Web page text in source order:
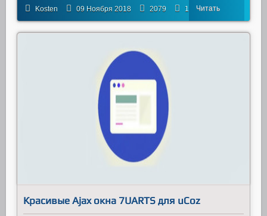
Kosten 09 Ноября 2018 2079 1 Читать
далее
Красивые Ajax окна 7UARTS для uCoz